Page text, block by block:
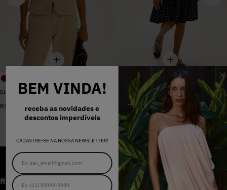
BEM VINDA!
receba as novidades e
descontos imperdíveis
CADASTRE-SE NA NOSSA NEWSLETTER!
BLUSA SARJA LARA PEROLA
R$ 00
VESTIDO MADALENA AZUL MARINHO DOT
R$ 398 00
R$ 159,20
RECEBA AS NOVIDADES E